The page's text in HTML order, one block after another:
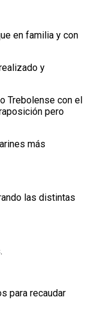
en familia y con
y
Trebolense con el
pero
más
las distintas
para recaudar